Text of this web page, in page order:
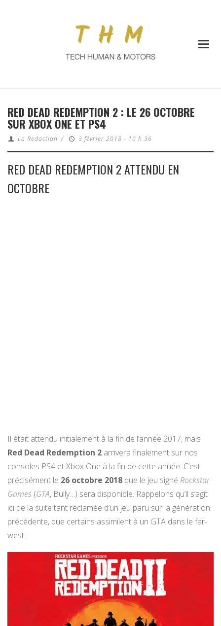
RED DEAD REDEMPTION 2 : LE 26 OCTOBRE
SUR XBOX ONE ET PS4
La Redaction / 3 février 2018 - 10 h 36
RED DEAD REDEMPTION 2 ATTENDU EN
OCTOBRE
Il était attendu initialement à la fin de l’année 2017, mais
Red Dead Redemption 2 arrivera finalement sur nos
consoles PS4 et Xbox One à la fin de cette année. C’est
précisément le 26 octobre 2018 que le jeu signé Rockstar
Games (GTA, Bully…) sera disponible. Rappelons qu’il s’agit
ici de la suite tant réclamée d’un jeu paru sur la génération
précédente, que certains assimilent à un GTA dans le far-
west.